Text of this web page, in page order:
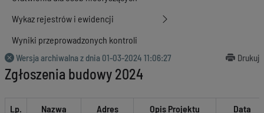
Wykaz rejestrów i ewidencji
Wyniki przeprowadzonych kontroli
Wersja archiwalna z dnia 01-03-2024 11:06:27 Drukuj
Zgłoszenia budowy 2024
Lp.
Nazwa
Adres
Opis Projektu
Data